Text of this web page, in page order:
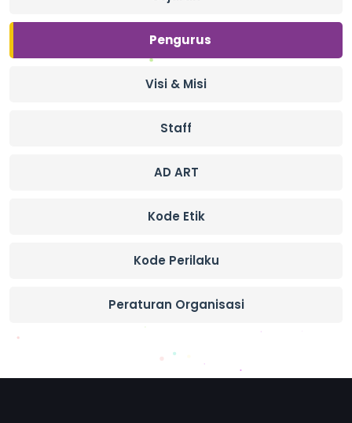
Pengurus
Visi & Misi
Staff
AD ART
Kode Etik
Kode Perilaku
Peraturan Organisasi